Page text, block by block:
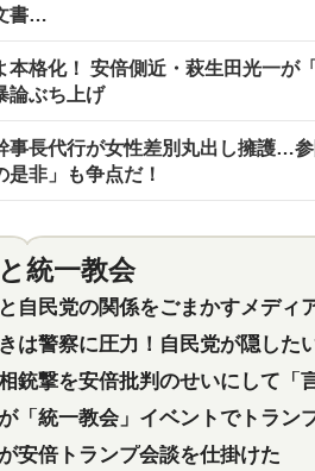
書…
格化！ 安倍側近・萩生田光一が
論ぶち上げ
事長代行が女性差別丸出し擁護…
是非」も争点だ！
統一教会
の関係をごまかすメディア…民放は有田芳生に発言自粛
に圧力！自民党が隠したい安倍元首相と統一教会の深
安倍批判のせいにして「言論封殺」に利用する自民党
教会」イベントでトランプと演説！同性婚や夫婦別姓
安倍トランプ会談を仕掛けた